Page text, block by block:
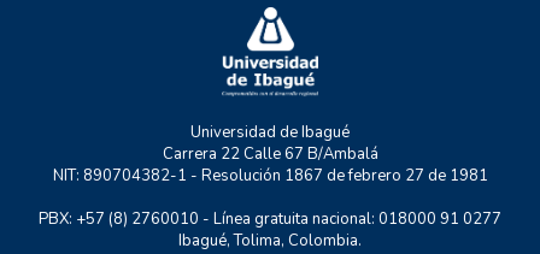
Universidad de Ibagué
Carrera 22 Calle 67 B/Ambalá
NIT: 890704382-1 - Resolución 1867 de febrero 27 de 1981
PBX: +57 (8) 2760010 - Línea gratuita nacional: 018000 91 0277
Ibagué, Tolima, Colombia.